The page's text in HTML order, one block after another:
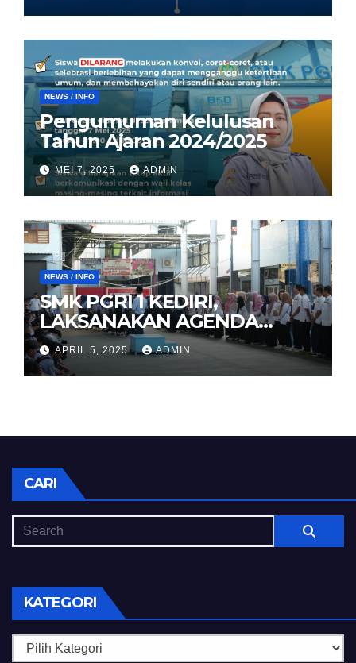
NEWS / INFO
Pengumuman Kelulusan
Tahun Ajaran 2024/2025
MEI 7, 2025 ADMIN
NEWS / INFO
SMK PGRI 1 KEDIRI,
LAKSANAKAN AGENDA
HALAL BIHALAL
APRIL 5, 2025 ADMIN
CARI
KATEGORI
Kategori